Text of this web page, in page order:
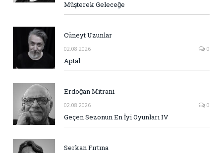
Müşterek Geleceğe
Cüneyt Uzunlar
02.08.2026 0
Aptal
Erdoğan Mitrani
02.08.2026 0
Geçen Sezonun En İyi Oyunları IV
Serkan Fırtına